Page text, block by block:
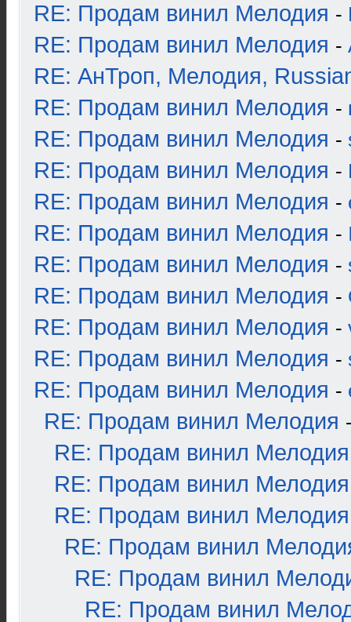
RE: Продам винил Мелодия -
RE: Продам винил Мелодия -
RE: АнТроп, Мелодия,
RE: Продам винил Мелодия -
RE: Продам винил Мелодия -
RE: Продам винил Мелодия -
RE: Продам винил Мелодия -
RE: Продам винил Мелодия -
RE: Продам винил Мелодия -
RE: Продам винил Мелодия -
RE: Продам винил Мелодия -
RE: Продам винил Мелодия -
RE: Продам винил Мелодия -
RE: Продам винил Мелодия
RE: Продам винил Мелодия
RE: Продам винил Мелодия
RE: Продам винил Мелодия
RE: Продам винил
RE: Продам винил
RE: Продам винил